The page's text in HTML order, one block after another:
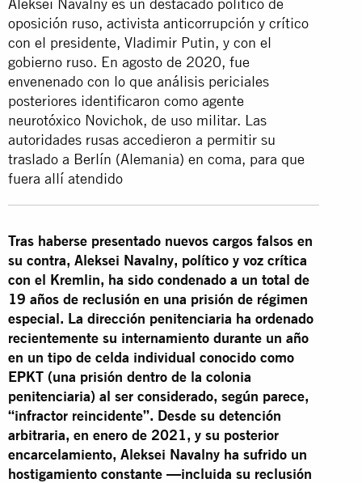
oposición ruso, activista anticorrupción y crítico
con el presidente, Vladimir Putin, y con el
gobierno ruso. En agosto de 2020, fue
envenenado con lo que análisis periciales
posteriores identificaron como agente
neurotóxico Novichok, de uso militar. Las
autoridades rusas accedieron a permitir su
traslado a Berlín (Alemania) en coma, para que
fuera allí atendido
Tras haberse presentado nuevos cargos falsos en
su contra, Aleksei Navalny, político y voz crítica
con el Kremlin, ha sido condenado a un total de
19 años de reclusión en una prisión de régimen
especial. La dirección penitenciaria ha ordenado
recientemente su internamiento durante un año
en un tipo de celda individual conocido como
EPKT (una prisión dentro de la colonia
penitenciaria) al ser considerado, según parece,
“infractor reincidente”. Desde su detención
arbitraria, en enero de 2021, y su posterior
encarcelamiento, Aleksei Navalny ha sufrido un
hostigamiento constante —incluida su reclusión